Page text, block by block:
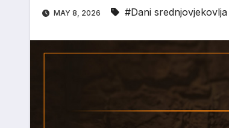
MAY 8, 2026 #Dani